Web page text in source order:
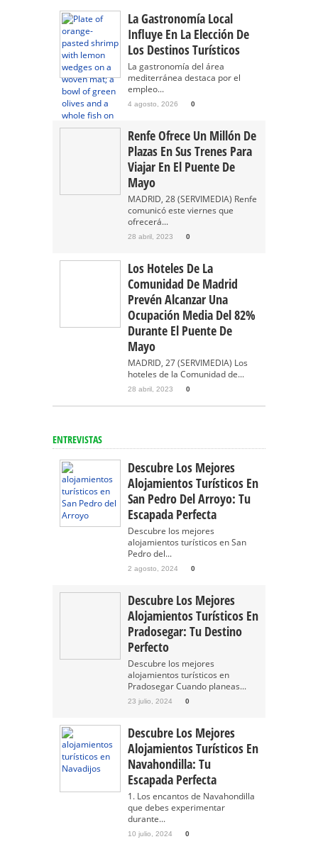
La Gastronomía Local
Influye En La Elección De
Los Destinos Turísticos
La gastronomía del área
mediterránea destaca por el
empleo...
4 agosto, 2026 0
Renfe Ofrece Un Millón De
Plazas En Sus Trenes Para
Viajar En El Puente De
Mayo
MADRID, 28 (SERVIMEDIA) Renfe
comunicó este viernes que
ofrecerá...
28 abril, 2023 0
Los Hoteles De La
Comunidad De Madrid
Prevén Alcanzar Una
Ocupación Media Del 82%
Durante El Puente De
Mayo
MADRID, 27 (SERVIMEDIA) Los
hoteles de la Comunidad de...
28 abril, 2023 0
ENTREVISTAS
Descubre Los Mejores
Alojamientos Turísticos En
San Pedro Del Arroyo: Tu
Escapada Perfecta
Descubre los mejores
alojamientos turísticos en San
Pedro del...
2 agosto, 2024 0
Descubre Los Mejores
Alojamientos Turísticos En
Pradosegar: Tu Destino
Perfecto
Descubre los mejores
alojamientos turísticos en
Pradosegar Cuando planeas...
23 julio, 2024 0
Descubre Los Mejores
Alojamientos Turísticos En
Navahondilla: Tu
Escapada Perfecta
1. Los encantos de Navahondilla
que debes experimentar
durante...
10 julio, 2024 0